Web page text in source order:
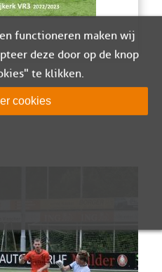
functioneren maken wij
deze door op de knop
te klikken.
cookies